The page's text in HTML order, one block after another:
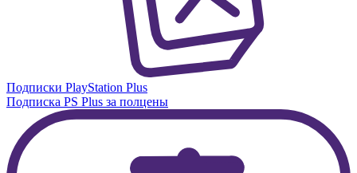
Подписки PlayStation Plus
Подписка PS Plus за полцены